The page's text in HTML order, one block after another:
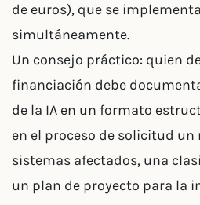
de euros), que se
simultáneamente.
Un consejo práctico: quien
financiación debe
de la IA en un formato
en el proceso de solicitud un
sistemas afectados, una
un plan de proyecto para la